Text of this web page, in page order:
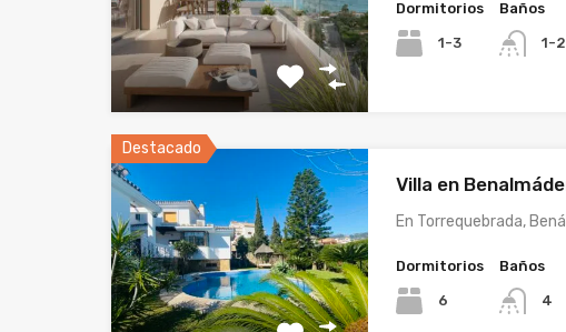
Dormitorios
1-3
Baños
1-2
Destacado
Villa en
En Torrequebrada,
Dormitorios
6
Baños
4